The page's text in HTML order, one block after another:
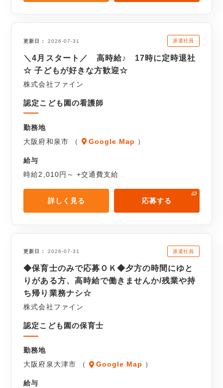
更新日 2026-07-31 派遣社員
＼4月スタート／ 高時給♪ 17時に定時退社
☆ 子どもが好きな方歓迎☆
株式会社ファイン
認定こども園の看護師
勤務地
大阪府和泉市 （
Google Map ）
給与
時給2,010円～ +交通費支給
詳しく見る 応募する
更新日 2026-07-31 派遣社員
◆保育士のみで応募ＯＫ◆夕方の時間にゆと
りがある方、高時給で働きませんか/残業や持
ち帰り業務ナシ☆
株式会社ファイン
認定こども園の保育士
勤務地
大阪府泉大津市 （
Google Map ）
給与